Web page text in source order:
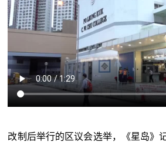
改制后举行的区议会选举，《星岛》